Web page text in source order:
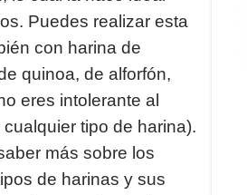
Puedes realizar esta
con harina de
quinoa, de alforfón,
eres intolerante al
tipo de harina).
más sobre los
de harinas y sus